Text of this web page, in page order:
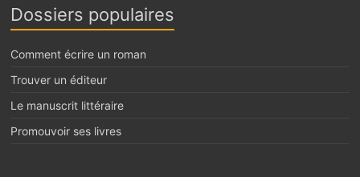
Dossiers populaires
Comment écrire un roman
Trouver un éditeur
Le manuscrit littéraire
Promouvoir ses livres